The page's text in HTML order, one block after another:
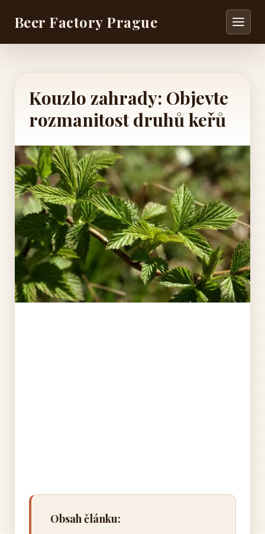
Beer Factory Prague
Kouzlo zahrady: Objevte
rozmanitost druhů keřů
Obsah článku: